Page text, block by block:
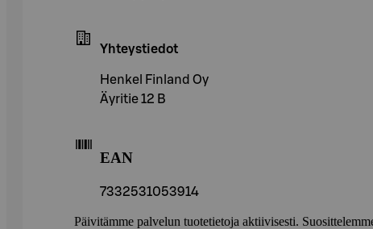
Yhteystiedot
Henkel Finland Oy
Äyritie 12 B
EAN
7332531053914
Päivitämme palvelun tuotetietoja aktiivisesti.